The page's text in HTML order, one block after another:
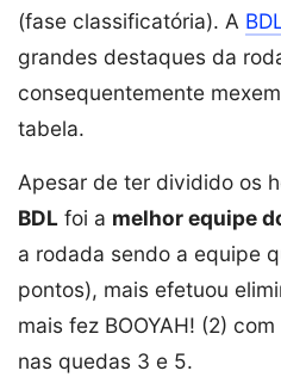
(fase classificatória). A
grandes destaques da
consequentemente
tabela.
Apesar de ter dividido os
BDL foi a melhor equipe
a rodada sendo a equipe
pontos), mais efetuou
mais fez BOOYAH! (2)
nas quedas 3 e 5.